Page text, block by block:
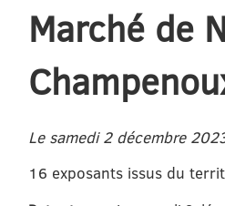
Marché de
Le samedi 2 décembre
16 exposants issus du